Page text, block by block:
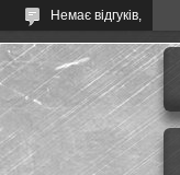
Немає відгуків,